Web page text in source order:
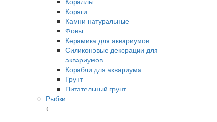
Коряги
Камни натуральные
Фоны
Керамика для аквариумов
Силиконовые декорации для
аквариумов
Корабли для аквариума
Грунт
Питательный грунт
Рыбки
←